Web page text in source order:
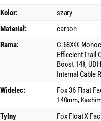
Kolor:
szary
Materiał:
carbon
Rama:
C:68X®
Effiecient Trail
Boost 148,
Internal Cable
Widelec:
Fox 36 Float
140mm,
Tylny
Fox Float X